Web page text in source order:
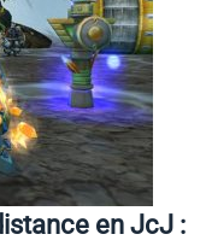
en JcJ :